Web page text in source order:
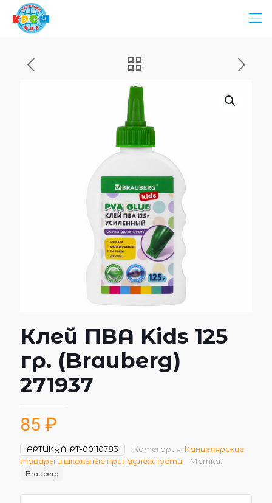
Клей ПВА Kids 125
гр. (Brauberg)
271937
85 ₽
АРТИКУЛ: РТ-00110783 Категория: Канцелярские
товары и школьные принадлежности
Метка:
Brauberg